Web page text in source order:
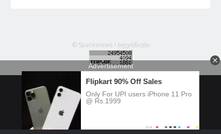
© Spacesnews • სფეისნიუსი